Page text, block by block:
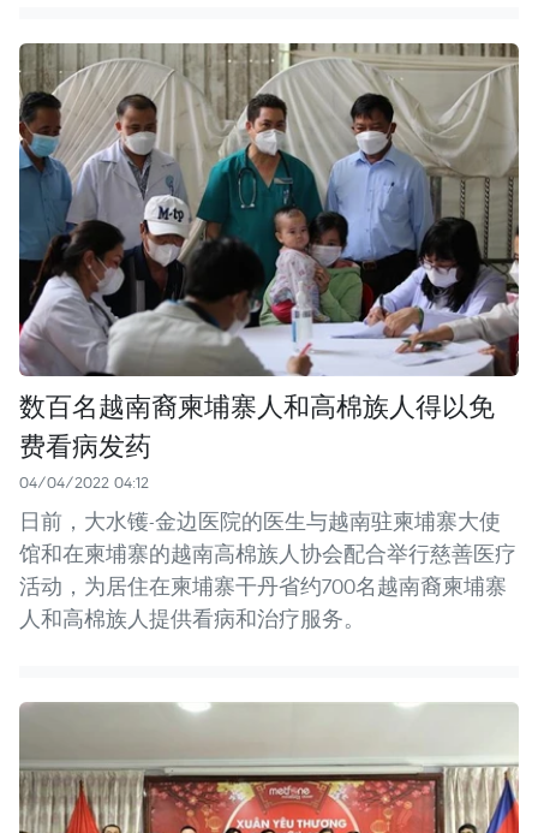
数百名越南裔柬埔寨人和高棉族人得以免
费看病发药
04/04/2022 04:12
日前，大水镬-金边医院的医生与越南驻柬埔寨大使
馆和在柬埔寨的越南高棉族人协会配合举行慈善医疗
活动，为居住在柬埔寨干丹省约700名越南裔柬埔寨
人和高棉族人提供看病和治疗服务。